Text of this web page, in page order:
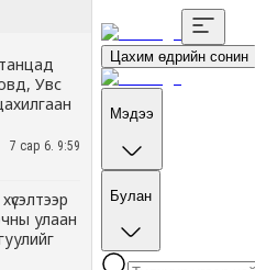
Увс
7 сар 6. 9:59
улаан